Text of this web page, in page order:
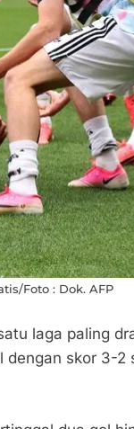
Foto : Dok. AFP
laga paling
dengan skor 3-2